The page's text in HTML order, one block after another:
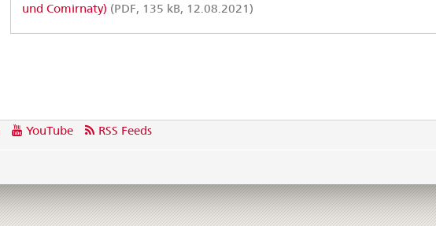
und Comirnaty) (PDF, 135 kB, 12.08.2021)
YouTube RSS Feeds